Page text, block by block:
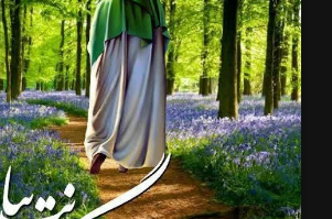
جستجو
پادکست
ها